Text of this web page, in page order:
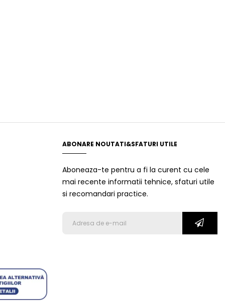
ABONARE NOUTATI&SFATURI UTILE
Aboneaza-te pentru a fi la curent cu cele
mai recente informatii tehnice, sfaturi utile
si recomandari practice.